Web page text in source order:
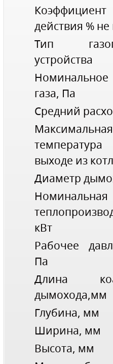
действия %
Тип
устройства
газа, Па
Средний
Максимальная
выходе из
Диаметр
Номинальная
кВт
Рабочее
Па
Длина
дымохода,мм
Глубина, мм
Ширина, мм
Высота, мм